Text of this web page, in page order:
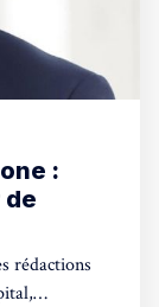
:
rédactions